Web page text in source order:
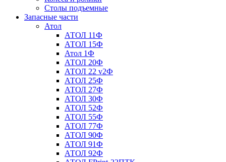
Столы подъемные
Запасные части
Атол
АТОЛ 11Ф
АТОЛ 15Ф
Атол 1Ф
АТОЛ 20Ф
АТОЛ 22 v2Ф
АТОЛ 25Ф
АТОЛ 27Ф
АТОЛ 30Ф
АТОЛ 52Ф
АТОЛ 55Ф
АТОЛ 77Ф
АТОЛ 90Ф
АТОЛ 91Ф
АТОЛ 92Ф